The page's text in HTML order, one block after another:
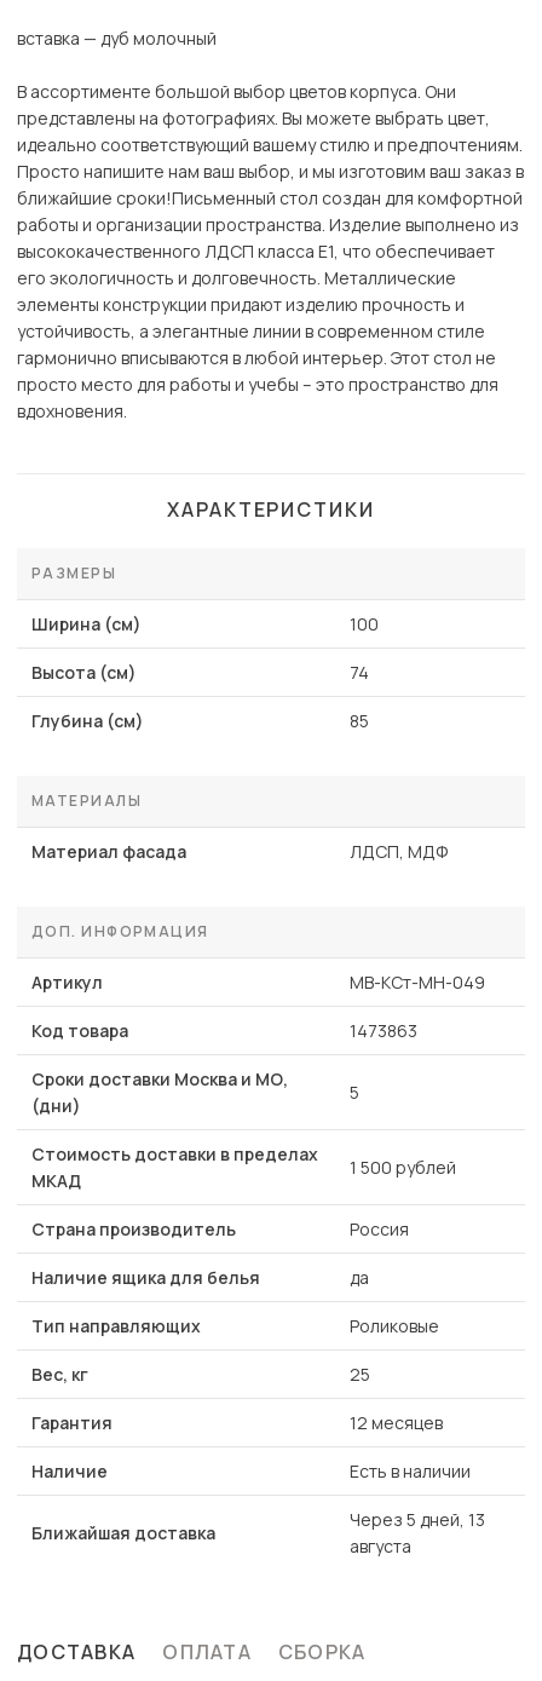
вставка — дуб молочный
В ассортименте большой выбор цветов корпуса. Они
представлены на фотографиях. Вы можете выбрать цвет,
идеально соответствующий вашему стилю и предпочтениям.
Просто напишите нам ваш выбор, и мы изготовим ваш заказ в
ближайшие сроки!Письменный стол создан для комфортной
работы и организации пространства. Изделие выполнено из
высококачественного ЛДСП класса Е1, что обеспечивает
его экологичность и долговечность. Металлические
элементы конструкции придают изделию прочность и
устойчивость, а элегантные линии в современном стиле
гармонично вписываются в любой интерьер. Этот стол не
просто место для работы и учебы – это пространство для
вдохновения.
ХАРАКТЕРИСТИКИ
РАЗМЕРЫ
Ширина (см) 100
Высота (см) 74
Глубина (см) 85
МАТЕРИАЛЫ
Материал фасада ЛДСП, МДФ
ДОП. ИНФОРМАЦИЯ
Артикул MB-КСт-МН-049
Код товара 1473863
Сроки доставки Москва и МО,
(дни)
5
Стоимость доставки в пределах
МКАД
1 500 рублей
Страна производитель Россия
Наличие ящика для белья да
Тип направляющих Роликовые
Вес, кг 25
Гарантия 12 месяцев
Наличие Есть в наличии
Ближайшая доставка
Через 5 дней, 13
августа
ДОСТАВКА ОПЛАТА СБОРКА